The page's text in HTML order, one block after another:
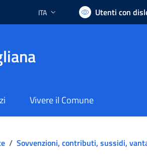
Lingua attiva:
ITA Utenti con
Vivere il Comune
/ Sovvenzioni, contributi, sussidi,